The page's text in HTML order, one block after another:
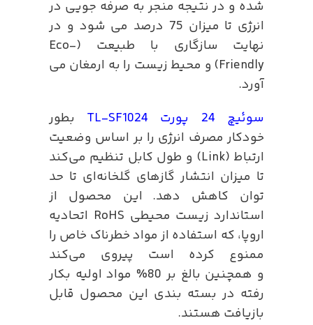
شده و در نتیجه منجر به صرفه جویی در
انرژی تا میزان 75 درصد می شود و در
نهایت سازگاری با طبیعت (Eco-
Friendly) و محیط زیست را به ارمغان می
آورد.
سوئیچ 24 پورت TL-SF1024
بطور
خودکار مصرف انرژی را بر اساس وضعیت
ارتباط (Link) و طول کابل تنظیم می‌کند
تا میزان انتشار گازهای گلخانه‌ای تا حد
توان کاهش دهد. این محصول از
استاندارد زیست محیطی RoHS اتحادیه
اروپا، که استفاده از مواد خطرناک خاص را
ممنوع کرده است پیروی می‌کند
و همچنین بالغ بر 80% مواد اولیه بکار
رفته در بسته بندی این محصول قابل
بازیافت هستند.